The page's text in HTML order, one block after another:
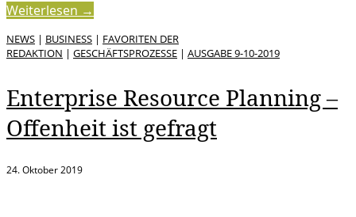
Weiterlesen →
NEWS | BUSINESS | FAVORITEN DER
REDAKTION | GESCHÄFTSPROZESSE | AUSGABE 9-10-2019
Enterprise Resource Planning –
Offenheit ist gefragt
24. Oktober 2019